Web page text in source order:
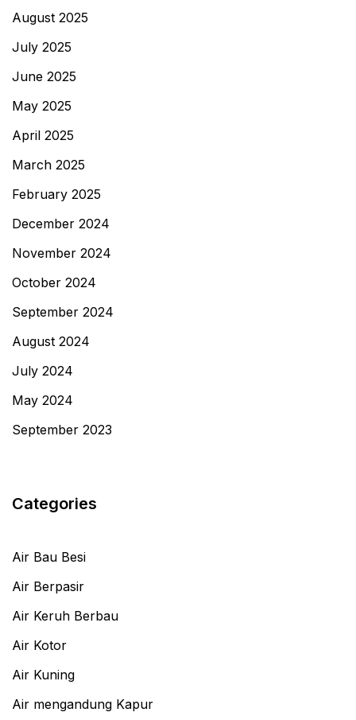
August 2025
July 2025
June 2025
May 2025
April 2025
March 2025
February 2025
December 2024
November 2024
October 2024
September 2024
August 2024
July 2024
May 2024
September 2023
Categories
Air Bau Besi
Air Berpasir
Air Keruh Berbau
Air Kotor
Air Kuning
Air mengandung Kapur